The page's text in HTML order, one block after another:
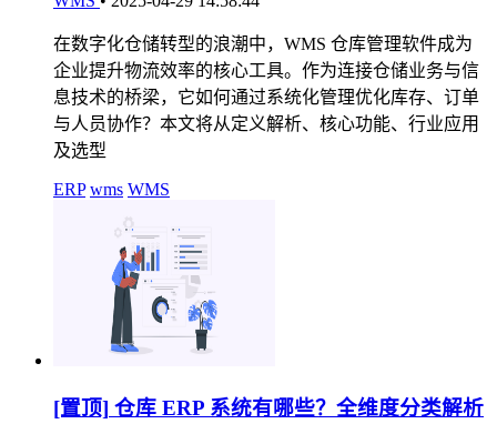
在数字化仓储转型的浪潮中，WMS 仓库管理软件成为
企业提升物流效率的核心工具。作为连接仓储业务与信
息技术的桥梁，它如何通过系统化管理优化库存、订单
与人员协作？本文将从定义解析、核心功能、行业应用
及选型
ERP wms WMS
[置顶] 仓库 ERP 系统有哪些？全维度分类解析